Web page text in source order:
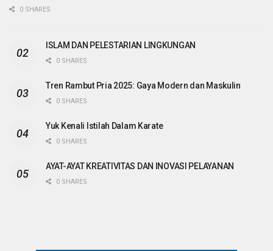
0 SHARES
ISLAM DAN PELESTARIAN LINGKUNGAN
0 SHARES
Tren Rambut Pria 2025: Gaya Modern dan Maskulin
0 SHARES
Yuk Kenali Istilah Dalam Karate
0 SHARES
AYAT-AYAT KREATIVITAS DAN INOVASI PELAYANAN
0 SHARES